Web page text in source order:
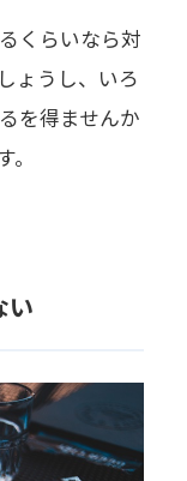
くらいなら対
ょうし、いろ
を得ませんか
い